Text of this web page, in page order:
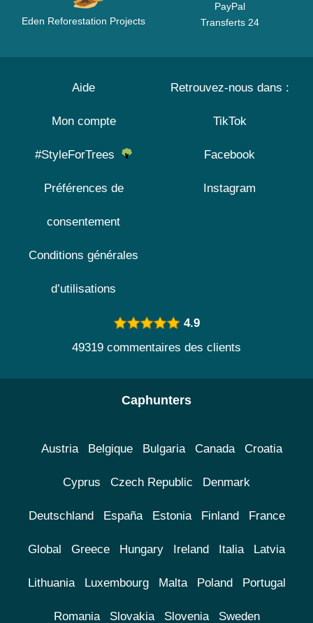
Eden Reforestation Projects
PayPal
Transferts 24
Aide
Mon compte
#StyleForTrees
Préférences de
consentement
Conditions générales
d’utilisations
Retrouvez-nous dans :
TikTok
Facebook
Instagram
4.9
49319 commentaires des clients
Caphunters
Austria Belgique Bulgaria Canada Croatia
Cyprus Czech Republic Denmark
Deutschland España Estonia Finland France
Global Greece Hungary Ireland Italia Latvia
Lithuania Luxembourg Malta Poland Portugal
Romania Slovakia Slovenia Sweden